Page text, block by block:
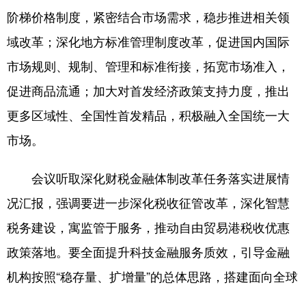
阶梯价格制度，紧密结合市场需求，稳步推进相关领
域改革；深化地方标准管理制度改革，促进国内国际
市场规则、规制、管理和标准衔接，拓宽市场准入，
促进商品流通；加大对首发经济政策支持力度，推出
更多区域性、全国性首发精品，积极融入全国统一大
市场。
会议听取深化财税金融体制改革任务落实进展情
况汇报，强调要进一步深化税收征管改革，深化智慧
税务建设，寓监管于服务，推动自由贸易港税收优惠
政策落地。要全面提升科技金融服务质效，引导金融
机构按照“稳存量、扩增量”的总体思路，搭建面向全球